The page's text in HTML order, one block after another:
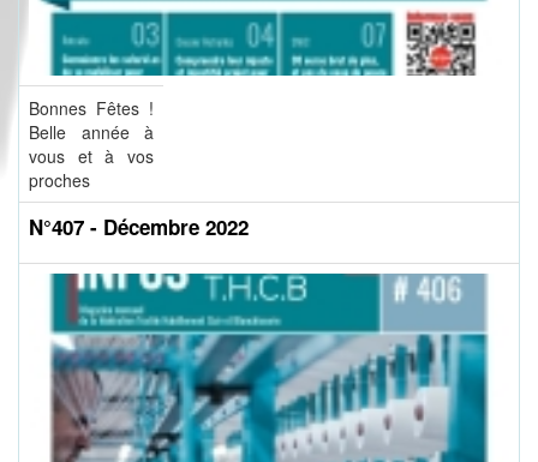
Bonnes Fêtes !
Belle année à
vous et à vos
proches
N°407 - Décembre 2022